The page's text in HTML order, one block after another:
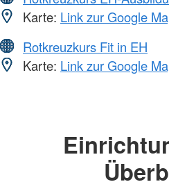
Karte: Link zur Google
Rotkreuzkurs Fit in EH
Karte: Link zur Google